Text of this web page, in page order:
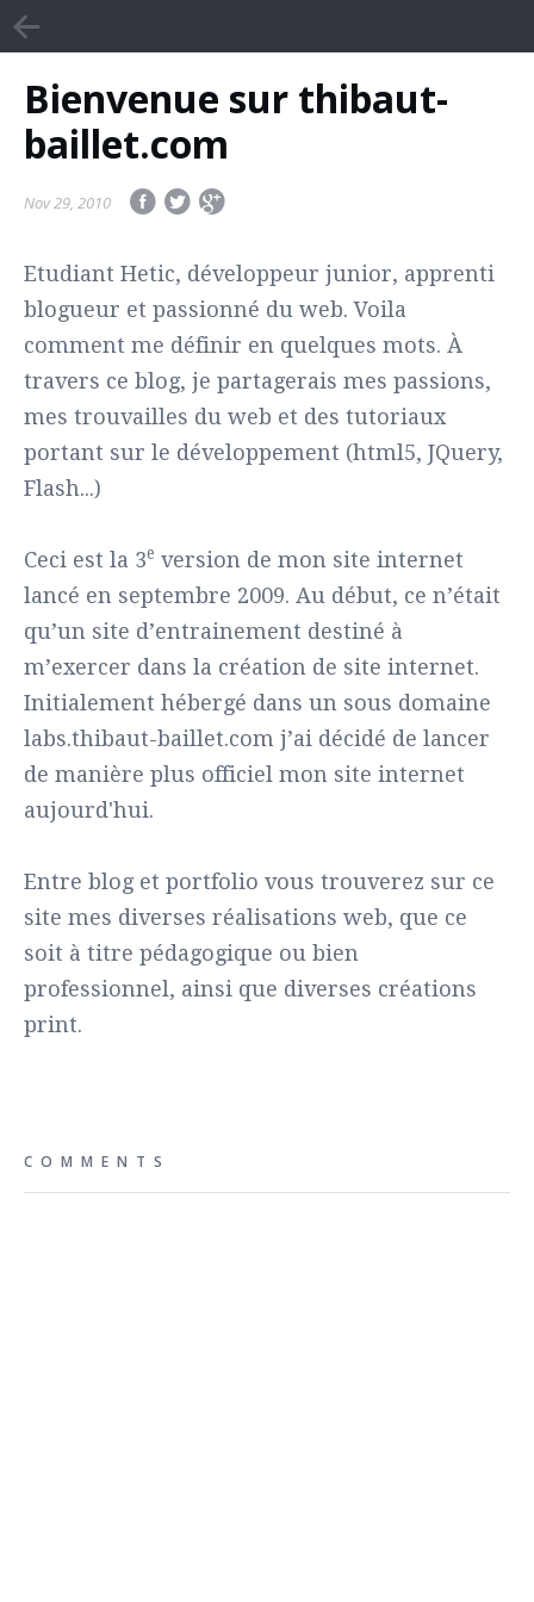
Bienvenue sur thibaut-
baillet.com
Nov 29, 2010
Etudiant Hetic, développeur junior, apprenti
blogueur et passionné du web. Voila
comment me définir en quelques mots. À
travers ce blog, je partagerais mes passions,
mes trouvailles du web et des tutoriaux
portant sur le développement (html5, JQuery,
Flash...)
Ceci est la 3e version de mon site internet
lancé en septembre 2009. Au début, ce n’était
qu’un site d’entrainement destiné à
m’exercer dans la création de site internet.
Initialement hébergé dans un sous domaine
labs.thibaut-baillet.com j’ai décidé de lancer
de manière plus officiel mon site internet
aujourd'hui.
Entre blog et portfolio vous trouverez sur ce
site mes diverses réalisations web, que ce
soit à titre pédagogique ou bien
professionnel, ainsi que diverses créations
print.
COMMENTS